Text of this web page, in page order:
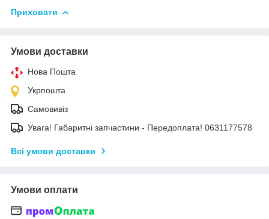
Приховати
Умови доставки
Нова Пошта
Укрпошта
Самовивіз
Увага! Габаритні запчастини - Передоплата! 0631177578
Всі умови доставки
Умови оплати